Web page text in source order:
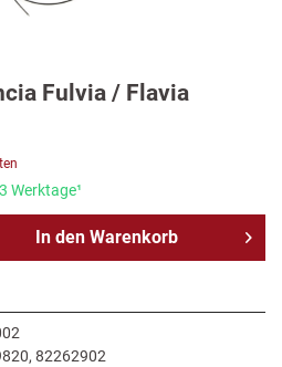
Fulvia / Flavia
Werktage¹
In den Warenkorb
82262902